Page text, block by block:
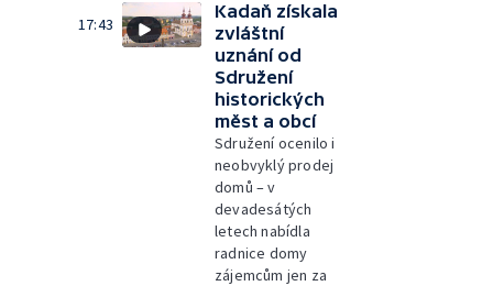
17:43
Kadaň získala
zvláštní
uznání od
Sdružení
historických
měst a obcí
Sdružení ocenilo i
neobvyklý prodej
domů – v
devadesátých
letech nabídla
radnice domy
zájemcům jen za